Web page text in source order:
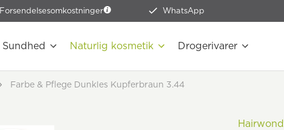
Forsendelsesomkostninger WhatsApp
Sundhed Naturlig kosmetik Drogerivarer
Farbe & Pflege Dunkles Kupferbraun 3.44